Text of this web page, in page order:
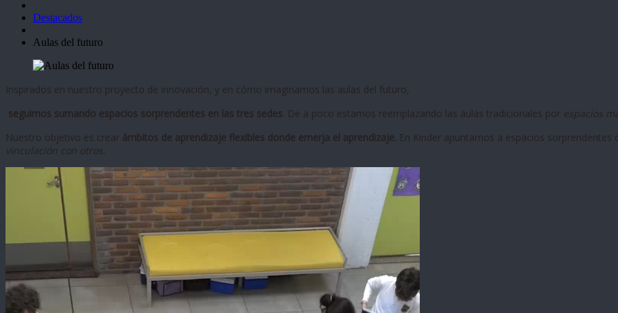
Destacados
Aulas del futuro
Inspirados en nuestro proyecto de innovación, y en cómo imaginamos las aulas del futuro,
seguimos sumando espacios sorprendentes en las tres sedes. De a poco estamos reemplazando las aulas tradicionales por espacios
Nuestro objetivo es crear ámbitos de aprendizaje flexibles donde emerja el aprendizaje. En Kinder apuntamos a espacios sorprendentes
vinculación con otros.